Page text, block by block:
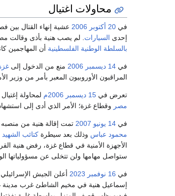
محاولات اغتيال
في 20 أكتوبر 2006 عشية إنهاء القتال بين
إحدى السيارات . لم يصب هنية بأذى وقالت
بالسلطة الوطنية الفلسطينية أن المهاجمين
في 14 ديسمبر 2006 منع من الدخول إلى
المراقبون الأوروبيون المعبر بأمر من وزير
تعرض في 15 ديسمبر 2006م
لمحاولة
مصر وقطاع غزة؛ الأمر الذي أدى إلى استشهاد
في 14 يونيو 2007 تمت إقالة هنية من
محمود عباس وذلك بعد سيطرة كتائب
الأجهزة الأمنية في قطاع غزة، رفض هنية
ستواصل مهامها ولن تتخلى عن مسؤولياتها
في 16 نوفمبر 2023 أعلن الجيش
إسماعيل هنية في مخيم الشاطئ غرب